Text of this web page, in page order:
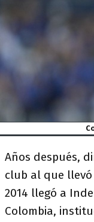
Años después,
club al que llevó
2014 llegó a
Colombia,